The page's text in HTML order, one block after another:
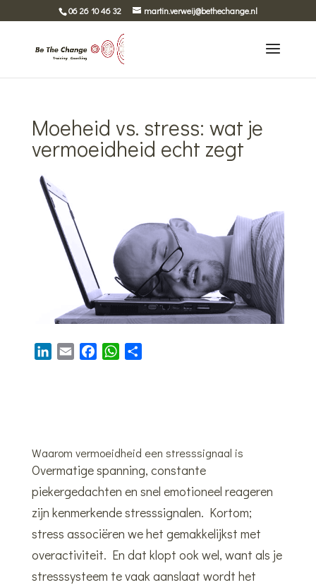
06 26 10 46 32 martin.verweij@bethechange.nl
Moeheid vs. stress: wat je
vermoeidheid echt zegt
I
n
o
k
W
p
p
Waarom vermoeidheid een stresssignaal is
Overmatige spanning, constante
piekergedachten en snel emotioneel reageren
zijn kenmerkende stresssignalen. Kortom;
stress associëren we het gemakkelijkst met
overactiviteit. En dat klopt ook wel, want als je
stresssysteem te vaak aanslaat wordt het